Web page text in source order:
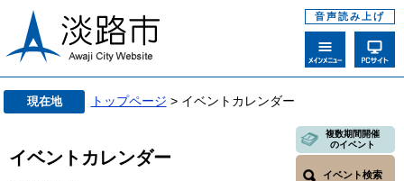
音声読み上げ
現在地 トップページ > イベントカレンダー
イベントカレンダー
複数期間開催
のイベント
イベント検索